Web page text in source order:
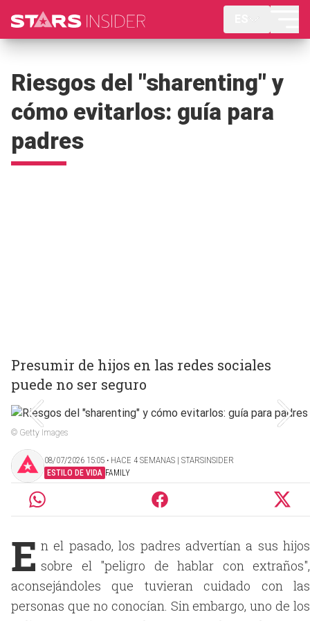
Riesgos del "sharenting" y
cómo evitarlos: guía para
padres
Presumir de hijos en las redes sociales
puede no ser seguro
© Getty Images
08/07/2026 15:05 ‧ HACE 4 SEMANAS | STARSINSIDER
ESTILO DE VIDA FAMILY
E n el pasado, los padres advertían a sus hijos
sobre el "peligro de hablar con extraños",
aconsejándoles que tuvieran cuidado con las
personas que no conocían. Sin embargo, uno de los